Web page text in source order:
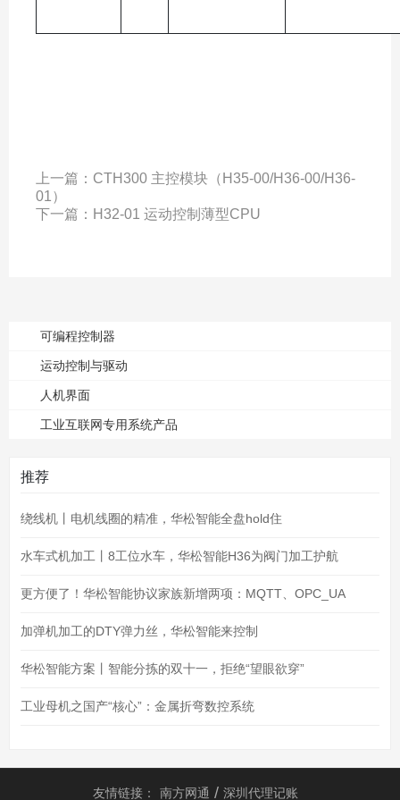
上一篇： CTH300 主控模块（H35-00/H36-00/H36-
01）
下一篇： H32-01 运动控制薄型CPU
可编程控制器
运动控制与驱动
人机界面
工业互联网专用系统产品
推荐
绕线机丨电机线圈的精准，华松智能全盘hold住
水车式机加工丨8工位水车，华松智能H36为阀门加工护航
更方便了！华松智能协议家族新增两项：MQTT、OPC_UA
加弹机加工的DTY弹力丝，华松智能来控制
华松智能方案丨智能分拣的双十一，拒绝“望眼欲穿”
工业母机之国产“核心”：金属折弯数控系统
友情链接： 南方网通 深圳代理记账